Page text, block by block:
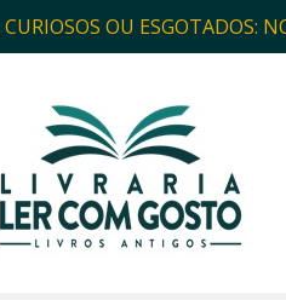
OU ESGOTADOS: